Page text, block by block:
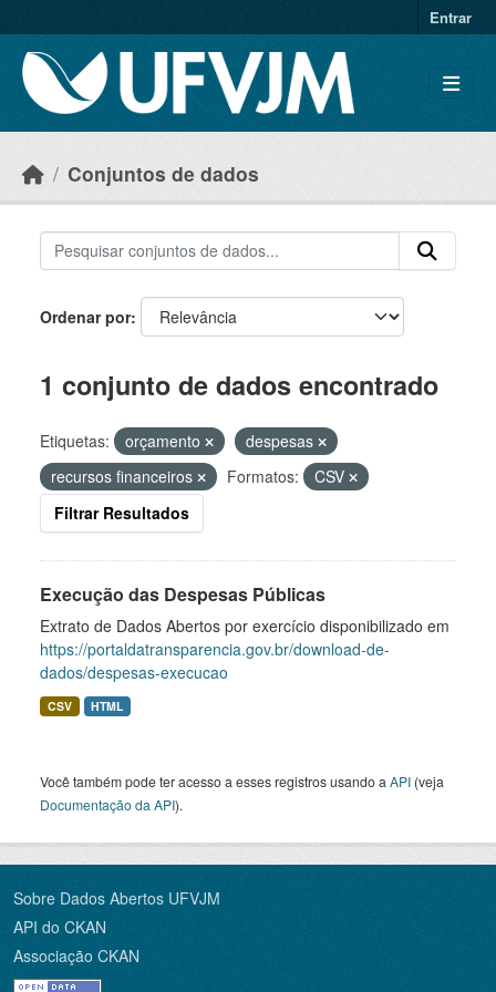
Entrar
Conjuntos de dados
Ordenar por
1 conjunto de dados encontrado
Etiquetas: orçamento
despesas
recursos financeiros
Formatos:
CSV
Filtrar Resultados
Execução das Despesas Públicas
Extrato de Dados Abertos por exercício disponibilizado em
https://portaldatransparencia.gov.br/download-de-
dados/despesas-execucao
CSV HTML
Você também pode ter acesso a esses registros usando a API (veja
Documentação da API).
Sobre Dados Abertos UFVJM
API do CKAN
Associação CKAN